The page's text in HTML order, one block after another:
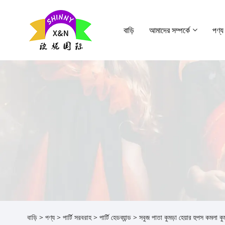
বাড়ি আমাদের সম্পর্কে পণ্য
বাড়ি > পণ্য> পার্টি সরবরাহ> পার্টি হেডব্যান্ড> সবুজ পাতা কুমড়া হেয়ার হুপস কমলা